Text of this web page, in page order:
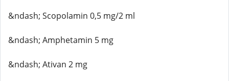
&ndash; Scopolamin 0,5 mg/2 ml
&ndash; Amphetamin 5 mg
&ndash; Ativan 2 mg